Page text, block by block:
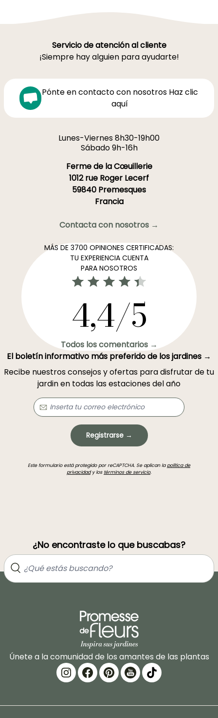
Servicio de atención al cliente
¡Siempre hay alguien para ayudarte!
Pónte en contacto con nosotros Haz clic
aquí
Lunes-Viernes 8h30-19h00
Sábado 9h-16h
Ferme de la Cœuillerie
1012 rue Roger Lecerf
59840 Premesques
Francia
Contacta con nosotros →
MÁS DE 3700 OPINIONES CERTIFICADAS:
TU EXPERIENCIA CUENTA
PARA NOSOTROS
4,4/5
Todos los comentarios →
El boletín informativo más preferido de los jardines →
Recibe nuestros consejos y ofertas para disfrutar de tu
jardin en todas las estaciones del año
Registrarse →
Este formulario está protegido por reCAPTCHA. Se aplican lapolítica de
privacidady los términos de servicio.
¿No encontraste lo que buscabas?
Únete a la comunidad de los amantes de las plantas